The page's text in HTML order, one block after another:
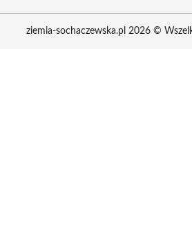
ziemia-sochaczewska.pl 2026 ©